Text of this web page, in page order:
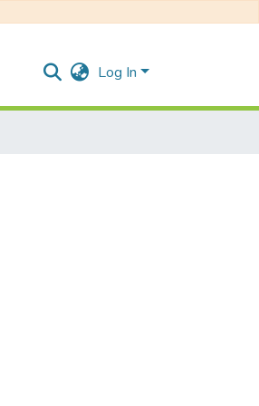
Log In